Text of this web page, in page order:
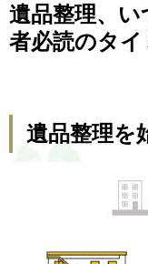
遺品整理、
者必読のタ
遺品整理を